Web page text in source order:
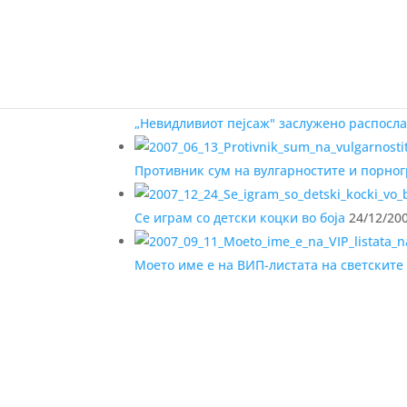
„Невидливиот пејсаж" заслужено
Противник сум на вулгарностите и
Се играм со детски коцки во боја 24/12/
Моето име е на ВИП-листата на светските